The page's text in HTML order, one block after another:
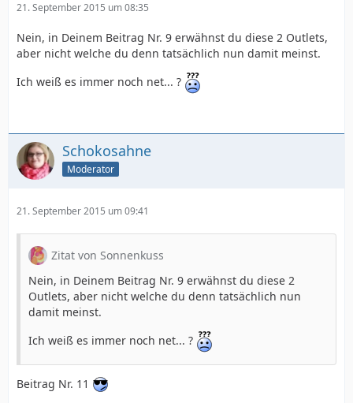
21. September 2015 um 08:35
Nein, in Deinem Beitrag Nr. 9 erwähnst du diese 2 Outlets,
aber nicht welche du denn tatsächlich nun damit meinst.
Ich weiß es immer noch net... ?
Schokosahne
Moderator
21. September 2015 um 09:41
Zitat von Sonnenkuss
Nein, in Deinem Beitrag Nr. 9 erwähnst du diese 2
Outlets, aber nicht welche du denn tatsächlich nun
damit meinst.
Ich weiß es immer noch net... ?
Beitrag Nr. 11